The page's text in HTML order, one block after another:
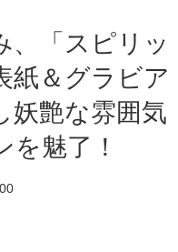
、「スピリッ
紙＆グラビア
妖艶な雰囲気
を魅了！